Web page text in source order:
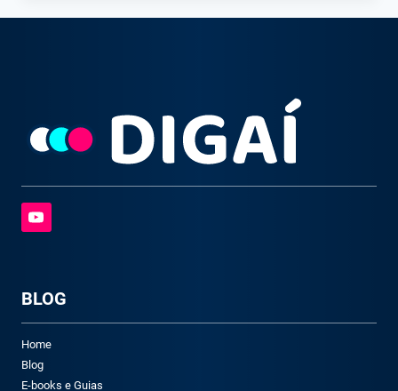
BLOG
Home
Blog
E-books e Guias